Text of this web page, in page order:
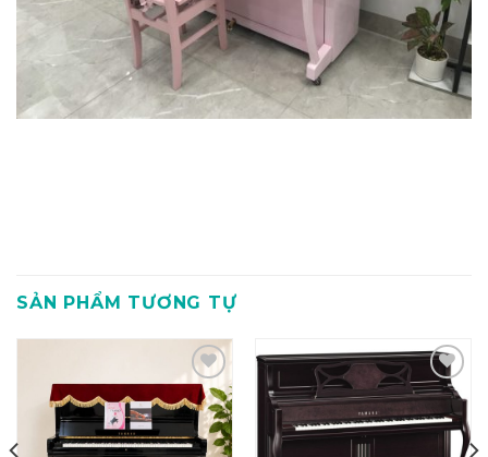
SẢN PHẨM TƯƠNG TỰ
Add to
Wishlist
Add to
Wishlist